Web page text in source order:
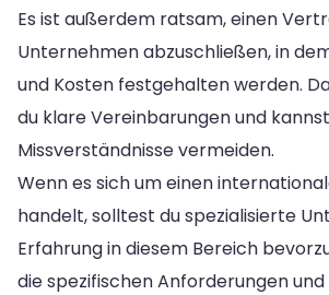
Es ist außerdem ratsam, einen
Unternehmen abzuschließen, in
und Kosten festgehalten werden.
du klare Vereinbarungen und
Missverständnisse vermeiden.
Wenn es sich um einen
handelt, solltest du spezialisierte
Erfahrung in diesem Bereich
die spezifischen Anforderungen